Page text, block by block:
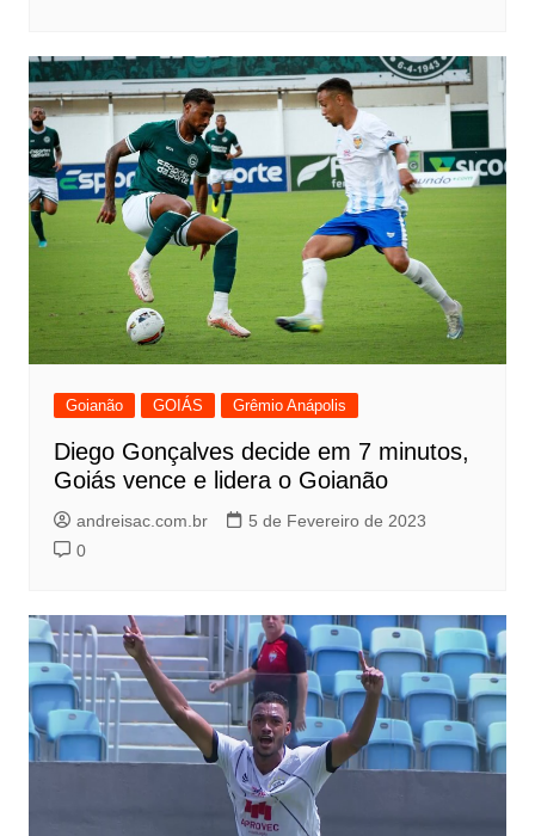
Goianão GOIÁS Grêmio Anápolis
Diego Gonçalves decide em 7 minutos,
Goiás vence e lidera o Goianão
andreisac.com.br
5 de Fevereiro de 2023
0